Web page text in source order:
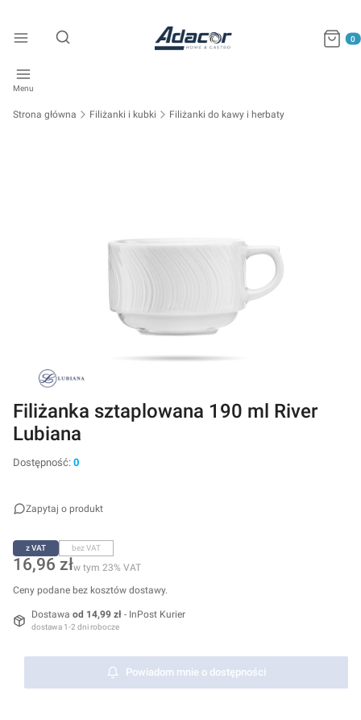
Otwórz wyszukiwarkę
Menu
Strona główna Filiżanki i kubki Filiżanki do kawy i herbaty
Filiżanka sztaplowana 190 ml River
Lubiana
Dostępność: 0
Zapytaj o produkt
z VAT bez VAT
Cena
16,96 złw tym 23% VAT
w tym 23% VAT
Ceny podane bez kosztów dostawy.
Dostawa od 14,99 zł - InPost Kurier
dostawa 1-2 dni robocze
Powiadom mnie o dostępności